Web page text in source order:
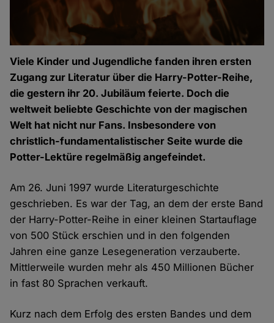
Viele Kinder und Jugendliche fanden ihren ersten
Zugang zur Literatur über die Harry-Potter-Reihe,
die gestern ihr 20. Jubiläum feierte. Doch die
weltweit beliebte Geschichte von der magischen
Welt hat nicht nur Fans. Insbesondere von
christlich-fundamentalistischer Seite wurde die
Potter-Lektüre regelmäßig angefeindet.
Am 26. Juni 1997 wurde Literaturgeschichte
geschrieben. Es war der Tag, an dem der erste Band
der Harry-Potter-Reihe in einer kleinen Startauflage
von 500 Stück erschien und in den folgenden
Jahren eine ganze Lesegeneration verzauberte.
Mittlerweile wurden mehr als 450 Millionen Bücher
in fast 80 Sprachen verkauft.
Kurz nach dem Erfolg des ersten Bandes und dem